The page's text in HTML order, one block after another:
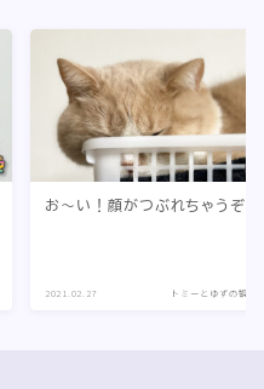
お～い！顔がつぶれちゃうぞ～